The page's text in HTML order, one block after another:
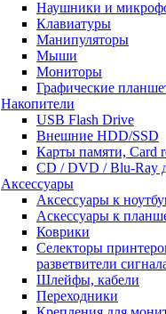
Наушники и
Клавиатуры
Манипуляторы
Мыши
Мониторы
Графические
Накопители
USB Flash Drive
Внешние HDD/SSD
Карты памяти, Card
CD / DVD / Blu-Ray
Аксессуары
Аксессуары к
Аскессуары к
Коврики
Селекторы
разветвители
Шлейфы, кабели
Переходники